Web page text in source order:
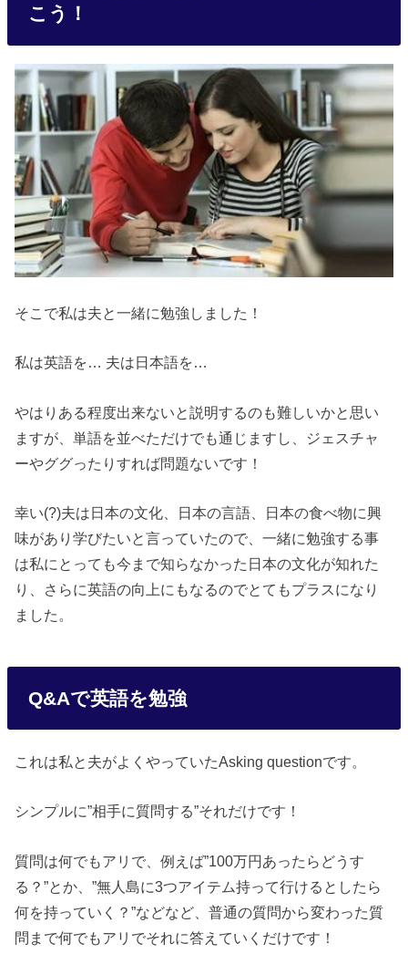
こう！
そこで私は夫と一緒に勉強しました！
私は英語を… 夫は日本語を…
やはりある程度出来ないと説明するのも難しいかと思い
ますが、単語を並べただけでも通じますし、ジェスチャ
ーやググったりすれば問題ないです！
幸い(?)夫は日本の文化、日本の言語、日本の食べ物に興
味があり学びたいと言っていたので、一緒に勉強する事
は私にとっても今まで知らなかった日本の文化が知れた
り、さらに英語の向上にもなるのでとてもプラスになり
ました。
Q&Aで英語を勉強
これは私と夫がよくやっていたAsking questionです。
シンプルに”相手に質問する”それだけです！
質問は何でもアリで、例えば”100万円あったらどうす
る？”とか、”無人島に3つアイテム持って行けるとしたら
何を持っていく？”などなど、普通の質問から変わった質
問まで何でもアリでそれに答えていくだけです！